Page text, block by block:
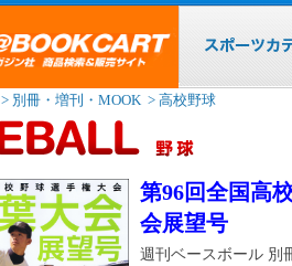
> 別冊・増刊・MOOK > 高校野球
第96回全国高
会展望号
週刊ベースボール 別